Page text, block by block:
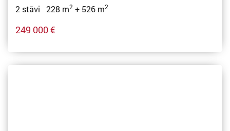
2 stāvi 228 m2 + 526 m2
249 000 €